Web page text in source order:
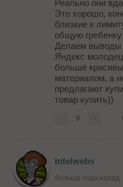
Реально они
Это хорошо,
близкие к
общую гребенку
Делаем выводы
Яндекс
больше
материалом, а
предлагают
товар купить))
0
intelwebs
больше года назад